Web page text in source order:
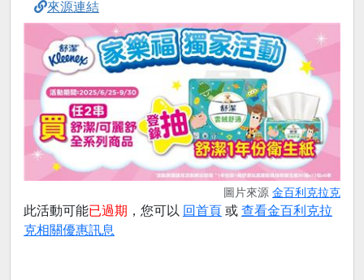
來源連結
圖片來源 金百利克拉克
此活動可能已過期 ，您可以 回首頁 或 查看金百利克拉
克相關優惠訊息